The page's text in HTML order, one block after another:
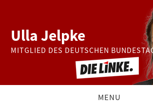
Ulla Jelpke
MITGLIED DES DEUTSCHEN
MENU